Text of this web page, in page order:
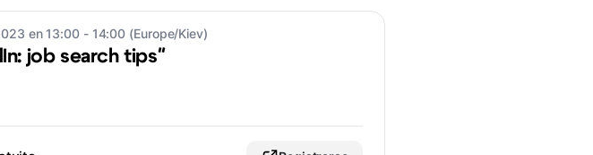
en 13:00 - 14:00 (Europe/Kiev)
job search tips"